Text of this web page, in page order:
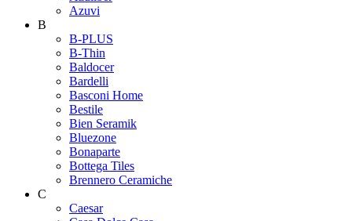
Azuvi
B
B-PLUS
B-Thin
Baldocer
Bardelli
Basconi Home
Bestile
Bien Seramik
Bluezone
Bonaparte
Bottega Tiles
Brennero Ceramiche
C
Caesar